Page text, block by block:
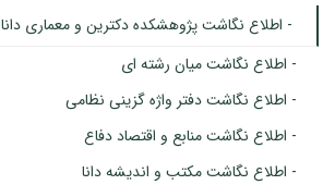
- اطلاع نگاشت پژوهشکده دکترین و معماری دانا
- اطلاع نگاشت میان رشته ای
- اطلاع نگاشت دفتر واژه گزینی نظامی
- اطلاع نگاشت منابع و اقتصاد دفاع
- اطلاع نگاشت مکتب و اندیشه دانا